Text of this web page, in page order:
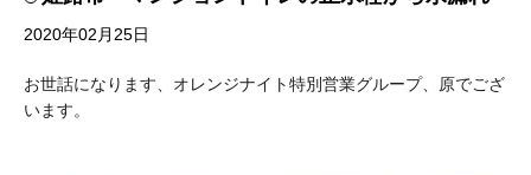
2020年02月25日
お世話になります、オレンジナイト特別営業グループ、原でござ
います。